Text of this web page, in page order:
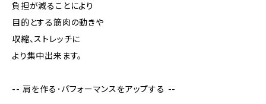
負担が減ることにより
目的とする筋肉の動きや
収縮、ストレッチに
より集中出来ます。
-- 肩を作る･パフォーマンスをアップする --